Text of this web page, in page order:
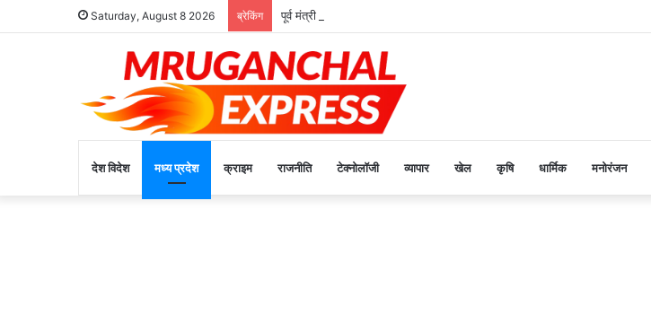
Saturday, August 8 2026 ब्रेकिंग पूर्व मंत्री रामपाल सिंह ने किया मूंग उपार्जन केंद्र का औचक निरीक्षण
देश विदेश मध्य प्रदेश क्राइम राजनीति टेक्नोलॉजी व्यापार खेल कृषि धार्मिक मनोरंजन